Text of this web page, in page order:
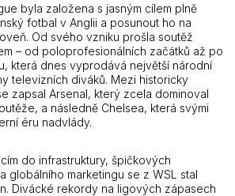
byla založena s jasným cílem plně
fotbal v Anglii a posunout ho na
Od svého vzniku prošla soutěž
– od poloprofesionálních začátků až po
která dnes vyprodává největší národní
televizních diváků. Mezi historicky
zapsal Arsenal, který zcela dominoval
a následně Chelsea, která svými
éru nadvlády.
do infrastruktury, špičkových
globálního marketingu se z WSL stal
Divácké rekordy na ligových zápasech